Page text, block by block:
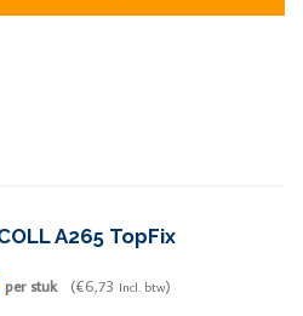
A265 TopFix
per stuk (€6,73 Incl. btw)